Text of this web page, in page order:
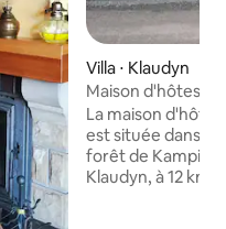
Villa ⋅ Klaudyn
Maison d'hôtes
La maison
est située dans
forêt de
Klaudyn, à 12 km